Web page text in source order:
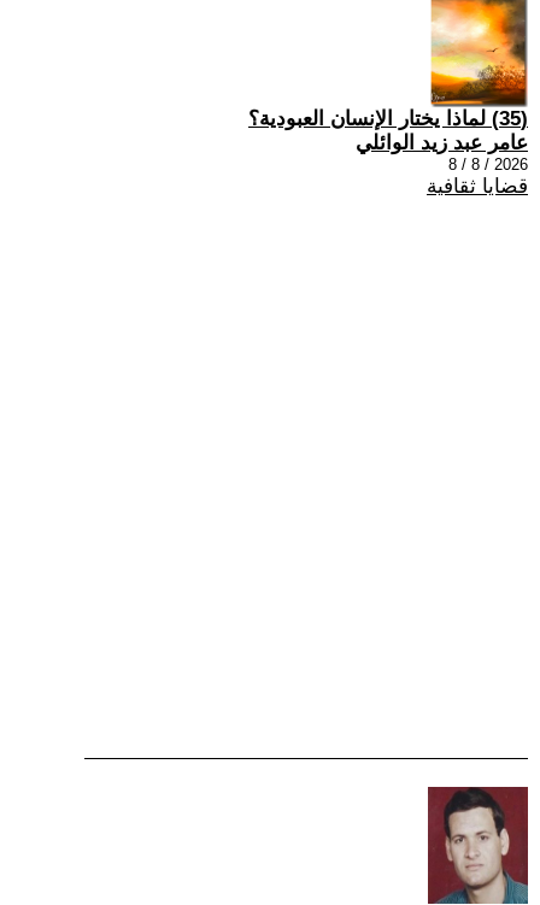
(35) لماذا يختار الإنسان العبودية؟
عامر عبد زيد الوائلي
2026 / 8 / 8
قضايا ثقافية